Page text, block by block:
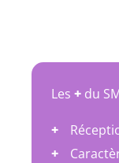
Les + du